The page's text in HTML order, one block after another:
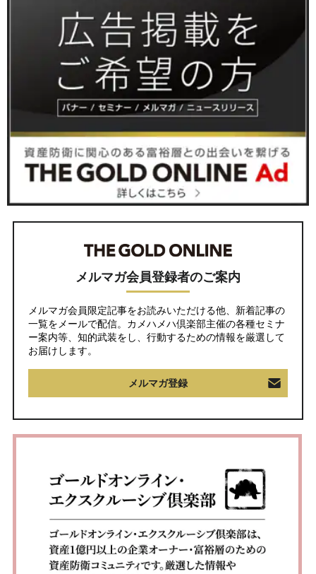
メルマガ会員登録者のご案内
メルマガ会員限定記事をお読みいただける他、新着記事の
一覧をメールで配信。カメハメハ倶楽部主催の各種セミナ
ー案内等、知的武装をし、行動するための情報を厳選して
お届けします。
メルマガ登録